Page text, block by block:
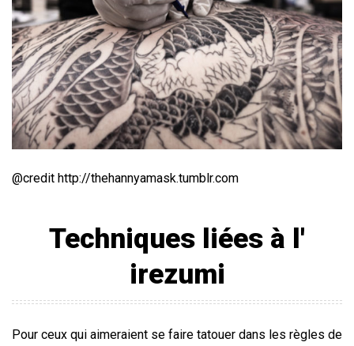
@credit http://thehannyamask.tumblr.com
Techniques liées à l'
irezumi
Pour ceux qui aimeraient se faire tatouer dans les règles de